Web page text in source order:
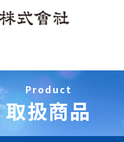
Product
取扱商品